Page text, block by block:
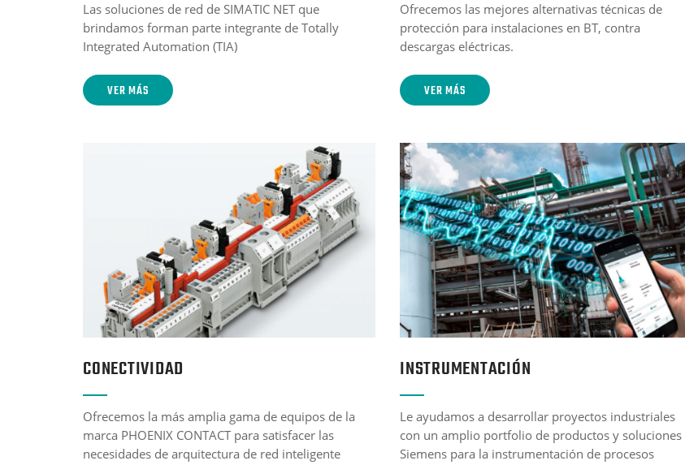
Las soluciones de red de SIMATIC NET que
brindamos forman parte integrante de Totally
Integrated Automation (TIA)
VER MÁS
Ofrecemos las mejores alternativas técnicas de
protección para instalaciones en BT, contra
descargas eléctricas.
VER MÁS
CONECTIVIDAD
Ofrecemos la más amplia gama de equipos de la
marca PHOENIX CONTACT para satisfacer las
necesidades de arquitectura de red inteligente
INSTRUMENTACIÓN
Le ayudamos a desarrollar proyectos industriales
con un amplio portfolio de productos y soluciones
Siemens para la instrumentación de procesos